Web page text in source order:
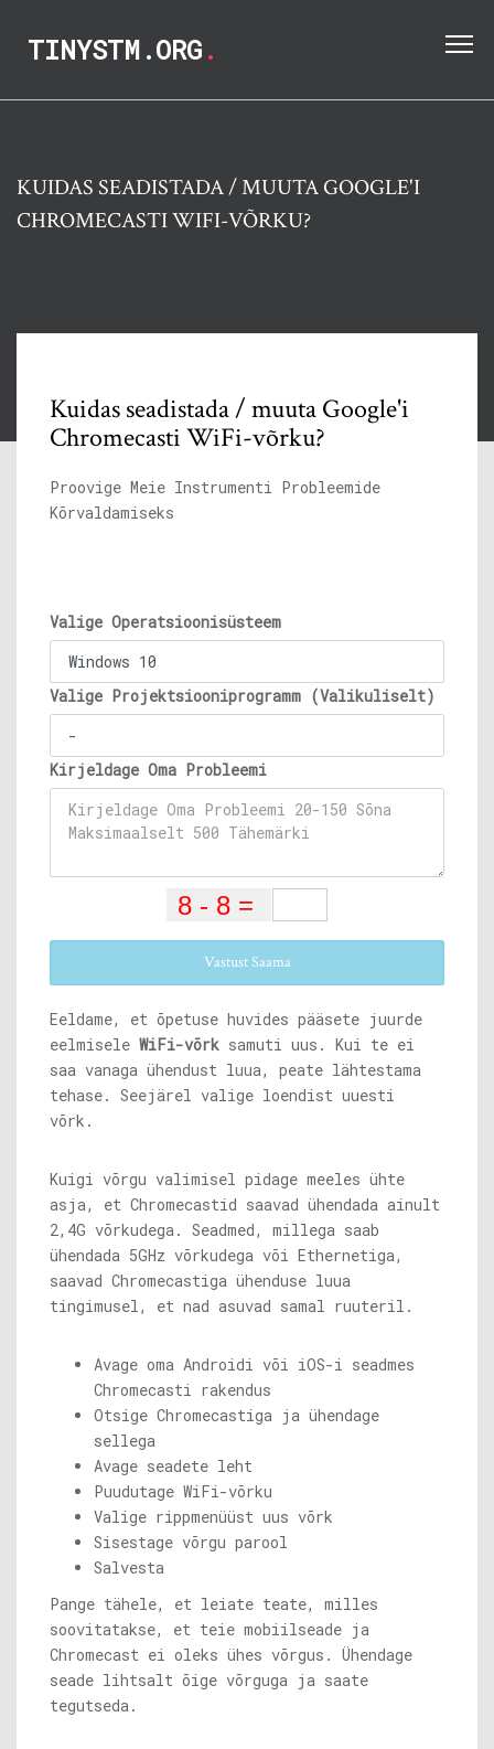
TINYSTM.ORG.
KUIDAS SEADISTADA / MUUTA GOOGLE'I
CHROMECASTI WIFI-VÕRKU?
Kuidas seadistada / muuta Google'i
Chromecasti WiFi-võrku?
Proovige Meie Instrumenti Probleemide
Kõrvaldamiseks
Valige Operatsioonisüsteem
Valige Projektsiooniprogramm (Valikuliselt)
Kirjeldage Oma Probleemi
Vastust Saama
Eeldame, et õpetuse huvides pääsete juurde
eelmisele WiFi-võrk samuti uus. Kui te ei
saa vanaga ühendust luua, peate lähtestama
tehase. Seejärel valige loendist uuesti
võrk.
Kuigi võrgu valimisel pidage meeles ühte
asja, et Chromecastid saavad ühendada ainult
2,4G võrkudega. Seadmed, millega saab
ühendada 5GHz võrkudega või Ethernetiga,
saavad Chromecastiga ühenduse luua
tingimusel, et nad asuvad samal ruuteril.
Avage oma Androidi või iOS-i seadmes
Chromecasti rakendus
Otsige Chromecastiga ja ühendage
sellega
Avage seadete leht
Puudutage WiFi-võrku
Valige rippmenüüst uus võrk
Sisestage võrgu parool
Salvesta
Pange tähele, et leiate teate, milles
soovitatakse, et teie mobiilseade ja
Chromecast ei oleks ühes võrgus. Ühendage
seade lihtsalt õige võrguga ja saate
tegutseda.